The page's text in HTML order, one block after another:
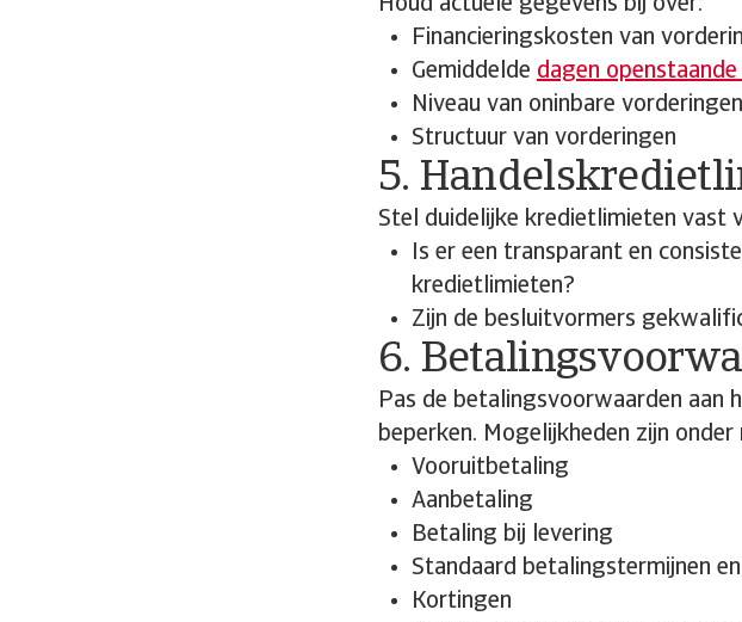
Houd actuele gegevens bij over:
Financieringskosten van
Gemiddelde dagen
Niveau van oninbare vorderingen
Structuur van vorderingen
5.
Stel duidelijke kredietlimieten vast
Is er een transparant en
kredietlimieten?
Zijn de besluitvormers
6.
Pas de betalingsvoorwaarden aan
beperken. Mogelijkheden zijn onder
Vooruitbetaling
Aanbetaling
Betaling bij levering
Standaard betalingstermijnen
Kortingen